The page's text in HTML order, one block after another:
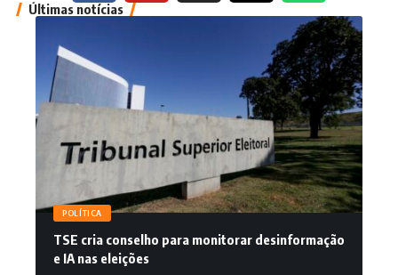
Últimas notícias
POLÍTICA
TSE cria conselho para monitorar desinformação
e IA nas eleições